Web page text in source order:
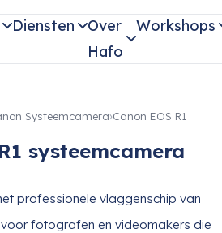
Diensten
Over
Hafo
Workshops
Systeemcamera Canon EOS R1
systeemcamera
professionele vlaggenschip van
fotografen en videomakers die